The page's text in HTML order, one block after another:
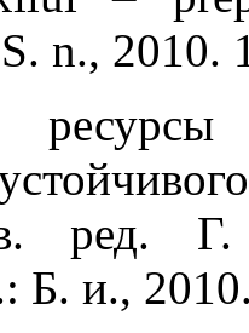
n., 2010.
ред.
и., 2010.